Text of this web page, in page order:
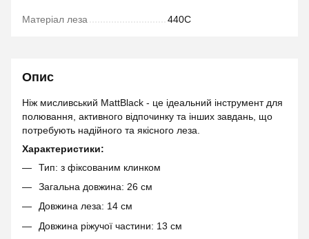
Матеріал леза 440C
Опис
Ніж мисливський MattBlack - це ідеальний інструмент для
полювання, активного відпочинку та інших завдань, що
потребують надійного та якісного леза.
Характеристики:
Тип: з фіксованим клинком
Загальна довжина: 26 см
Довжина леза: 14 см
Довжина ріжучої частини: 13 см